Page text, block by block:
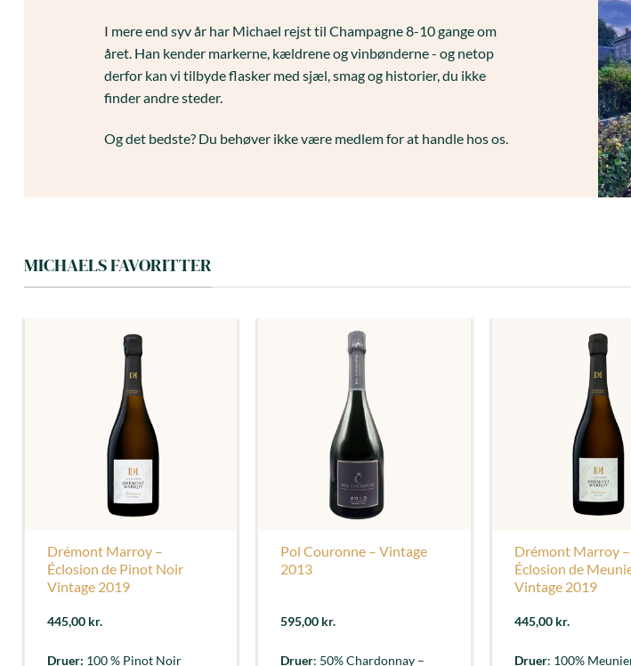
I mere end syv år har Michael rejst til Champagne 8-10 gange om
året. Han kender markerne, kældrene og vinbønderne - og netop
derfor kan vi tilbyde flasker med sjæl, smag og historier, du ikke
finder andre steder.
Og det bedste? Du behøver ikke være medlem for at handle hos os.
MICHAELS FAVORITTER
Drémont Marroy –
Éclosion de Pinot Noir
Vintage 2019
445,00 kr.
Druer: 100 % Pinot Noir
Pol Couronne – Vintage
2013
595,00 kr.
Druer: 50% Chardonnay –
Drémont Marroy –
Éclosion de
Vintage 2019
445,00 kr.
Druer: 100%